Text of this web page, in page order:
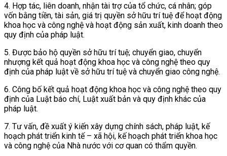
4. Hợp tác, liên doanh, nhận tài trợ của tổ chức, cá nhân; góp
vốn bằng tiền, tài sản, giá trị quyền sở hữu trí tuệ để hoạt động
khoa học và công nghệ và hoạt động sản xuất, kinh doanh theo
quy định của pháp luật.
5. Được bảo hộ quyền sở hữu trí tuệ; chuyển giao, chuyển
nhượng kết quả hoạt động khoa học và công nghệ theo quy
định của pháp luật về sở hữu trí tuệ và chuyển giao công nghệ.
6. Công bố kết quả hoạt động khoa học và công nghệ theo quy
định của Luật báo chí, Luật xuất bản và quy định khác của
pháp luật.
7. Tư vấn, đề xuất ý kiến xây dựng chính sách, pháp luật, kế
hoạch phát triển kinh tế – xã hội, kế hoạch phát triển khoa học
và công nghệ của Nhà nước với cơ quan có thẩm quyền.